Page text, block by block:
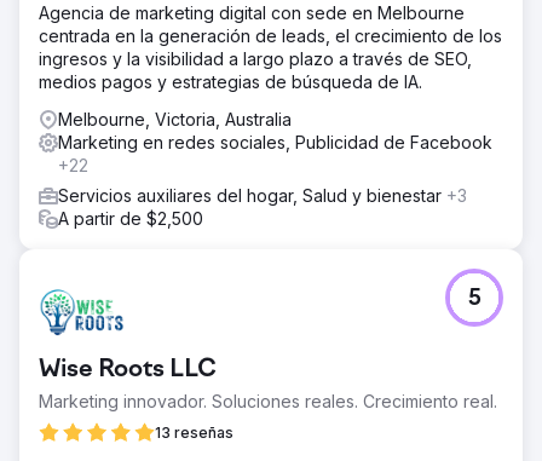
Agencia de marketing digital con sede en Melbourne
centrada en la generación de leads, el crecimiento de los
ingresos y la visibilidad a largo plazo a través de SEO,
medios pagos y estrategias de búsqueda de IA.
Melbourne, Victoria, Australia
Marketing en redes sociales, Publicidad de Facebook
+22
Servicios auxiliares del hogar, Salud y bienestar +3
A partir de $2,500
Wise Roots LLC
Marketing innovador. Soluciones reales. Crecimiento real.
13 reseñas
5